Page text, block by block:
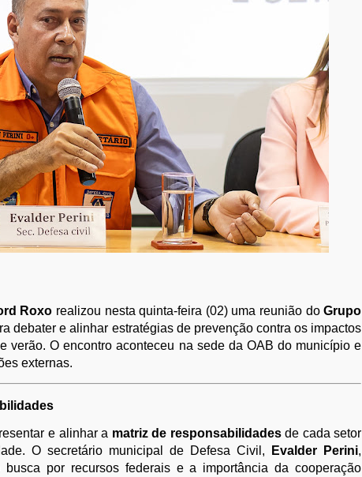
Roxo realizou nesta quinta-feira (02) uma reunião doGrupo
debater e alinhar estratégias de prevenção contra os impactos
verão. O encontro aconteceu na sede da OAB do município e
externas.
e alinhar a matriz de responsabilidadesde cada setor
O secretário municipal de Defesa Civil,
Evalder Perini,
por recursos federais e a importância da cooperação